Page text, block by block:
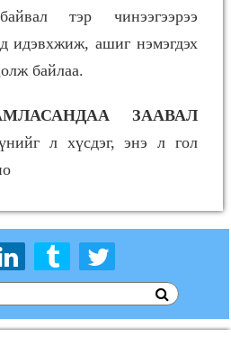
тэр чинээгээрээ
идэвхжиж, ашиг нэмэгдэх
байлаа.
ЗААВАЛ
л хүсдэг, энэ л гол